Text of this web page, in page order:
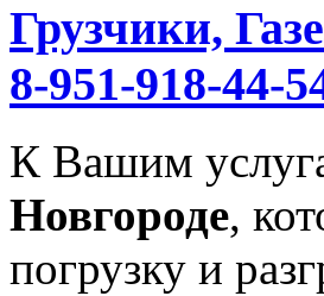
Грузчики,
8-951-918-44-
К Вашим
Новгороде,
погрузку и